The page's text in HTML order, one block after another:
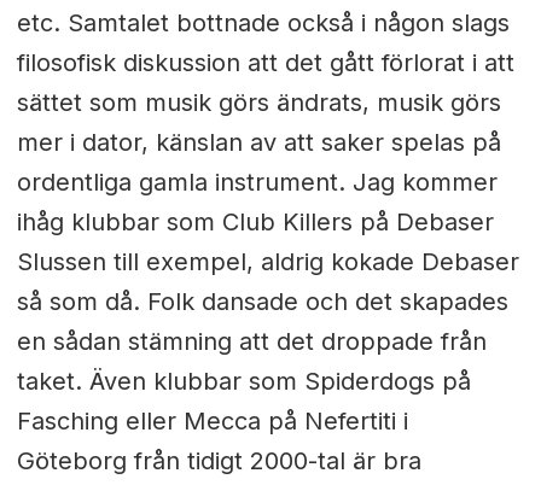
etc. Samtalet bottnade också i någon slags
filosofisk diskussion att det gått förlorat i att
sättet som musik görs ändrats, musik görs
mer i dator, känslan av att saker spelas på
ordentliga gamla instrument. Jag kommer
ihåg klubbar som Club Killers på Debaser
Slussen till exempel, aldrig kokade Debaser
så som då. Folk dansade och det skapades
en sådan stämning att det droppade från
taket. Även klubbar som Spiderdogs på
Fasching eller Mecca på Nefertiti i
Göteborg från tidigt 2000-tal är bra